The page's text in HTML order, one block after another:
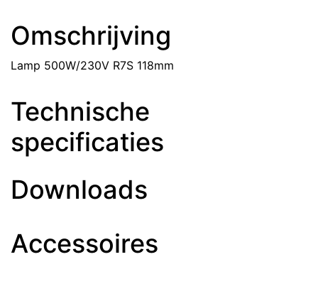
Omschrijving
Lamp 500W/230V R7S 118mm
Technische
specificaties
Downloads
Accessoires